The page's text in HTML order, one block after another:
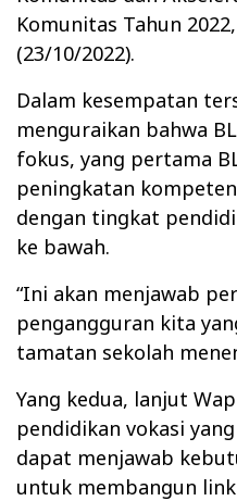
Komunitas Tahun
(23/10/2022).
Dalam kesempatan
menguraikan bahwa
fokus, yang pertama
peningkatan
dengan tingkat
ke bawah.
“Ini akan menjawab
pengangguran kita
tamatan sekolah
Yang kedua, lanjut
pendidikan vokasi
dapat menjawab
untuk membangun